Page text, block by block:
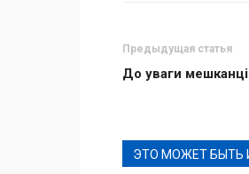
Предыдущая статья
До уваги
ЭТО МОЖЕТ БЫТЬ